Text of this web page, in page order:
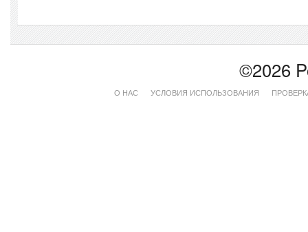
©2026
О НАС УСЛОВИЯ ИСПОЛЬЗОВАНИЯ